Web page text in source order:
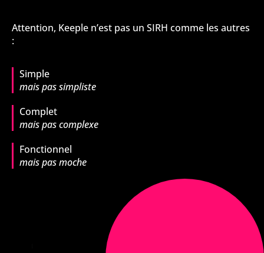
Attention, Keeple n’est pas un SIRH comme les autres
:
Simple
mais pas simpliste
Complet
mais pas complexe
Fonctionnel
mais pas moche